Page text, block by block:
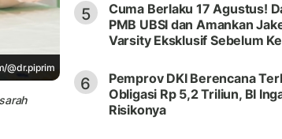
@dr.piprim
5
Cuma Berlaku 17 Agustus!
PMB UBSI dan Amankan
Varsity Eksklusif Sebelum
6
Pemprov DKI Berencana
Obligasi Rp 5,2 Triliun, BI
Risikonya